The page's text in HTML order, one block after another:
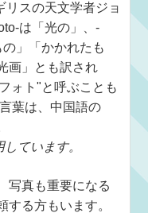
リスの天文学者ジョ
は「光の」、-
」「かかれたも
画」とも訳され
ォト"と呼ぶことも
葉は、中国語の
しています。
写真も重要になる
する方もいます。